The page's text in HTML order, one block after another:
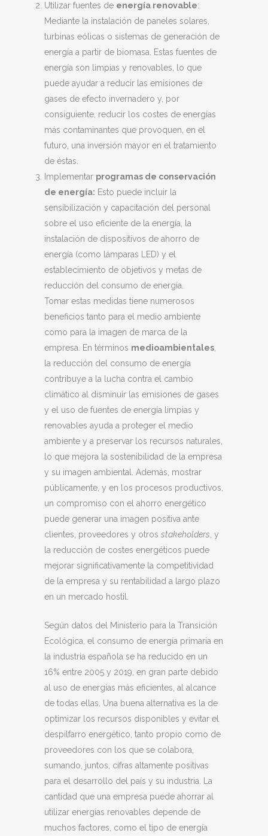
Utilizar fuentes de energía renovable:
Mediante la instalación de paneles solares,
turbinas eólicas o sistemas de generación de
energía a partir de biomasa. Estas fuentes de
energía son limpias y renovables, lo que
puede ayudar a reducir las emisiones de
gases de efecto invernadero y, por
consiguiente, reducir los costes de energías
más contaminantes que provoquen, en el
futuro, una inversión mayor en el tratamiento
de éstas.
Implementar programas de conservación
de energía: Esto puede incluir la
sensibilización y capacitación del personal
sobre el uso eficiente de la energía, la
instalación de dispositivos de ahorro de
energía (como lámparas LED) y el
establecimiento de objetivos y metas de
reducción del consumo de energía.
Tomar estas medidas tiene numerosos
beneficios tanto para el medio ambiente
como para la imagen de marca de la
empresa. En términos medioambientales
la reducción del consumo de energía
contribuye a la lucha contra el cambio
climático al disminuir las emisiones de gases
y el uso de fuentes de energía limpias y
renovables ayuda a proteger el medio
ambiente y a preservar los recursos naturales,
lo que mejora la sostenibilidad de la empresa
y su imagen ambiental. Además, mostrar
públicamente, y en los procesos productivos,
un compromiso con el ahorro energético
puede generar una imagen positiva ante
clientes, proveedores y otros stakeholders , y
la reducción de costes energéticos puede
mejorar significativamente la competitividad
de la empresa y su rentabilidad a largo plazo
en un mercado hostil.
Según datos del Ministerio para la Transición
Ecológica, el consumo de energía primaria en
la industria española se ha reducido en un
16% entre 2005 y 2019, en gran parte debido
al uso de energías más eficientes, al alcance
de todas ellas. Una buena alternativa es la de
optimizar los recursos disponibles y evitar el
despilfarro energético, tanto propio como de
proveedores con los que se colabora,
sumando, juntos, cifras altamente positivas
para el desarrollo del país y su industria. La
cantidad que una empresa puede ahorrar al
utilizar energías renovables depende de
muchos factores, como el tipo de energía